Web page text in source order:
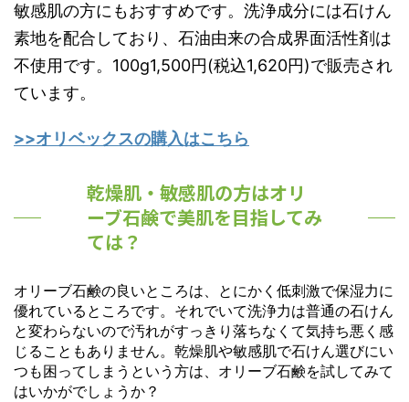
敏感肌の方にもおすすめです。洗浄成分には石けん
素地を配合しており、石油由来の合成界面活性剤は
不使用です。100g1,500円(税込1,620円)で販売され
ています。
>>オリベックスの購入はこちら
乾燥肌・敏感肌の方はオリ
ーブ石鹸で美肌を目指してみ
ては？
オリーブ石鹸の良いところは、とにかく低刺激で保湿力に
優れているところです。それでいて洗浄力は普通の石けん
と変わらないので汚れがすっきり落ちなくて気持ち悪く感
じることもありません。乾燥肌や敏感肌で石けん選びにい
つも困ってしまうという方は、オリーブ石鹸を試してみて
はいかがでしょうか？